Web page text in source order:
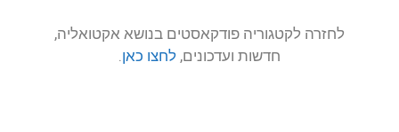
לחזרה לקטגוריה פודקאסטים בנושא אקטואליה,
חדשות ועדכונים, לחצו כאן.